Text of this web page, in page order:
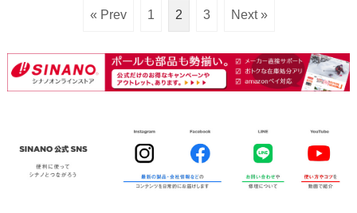
« Prev 1 2 3 Next »